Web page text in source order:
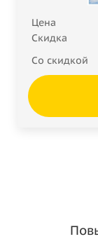
Цена
Скидка
Со скидкой